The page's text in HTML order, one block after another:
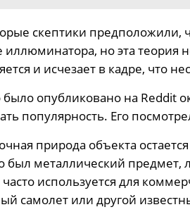
скептики предположили,
иллюминатора, но эта теория
и исчезает в кадре, что
опубликовано на Reddit
популярность. Его
природа объекта
был металлический предмет,
используется для
самолет или другой